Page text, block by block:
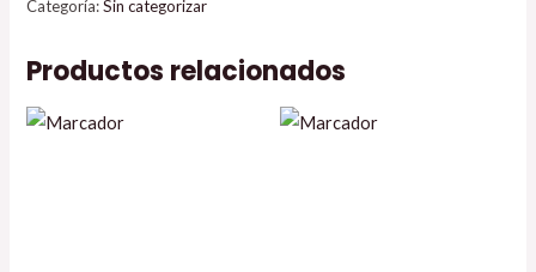
Categoría:Sin categorizar
Productos relacionados